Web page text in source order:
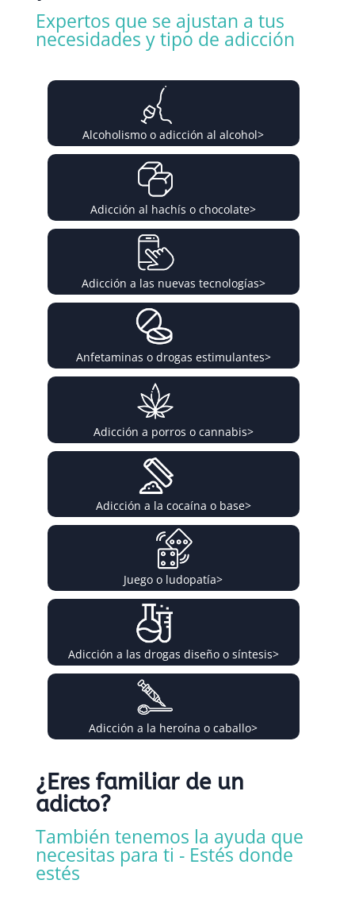
Expertos que se ajustan a tus
necesidades y tipo de adicción
Alcoholismo o adicción al alcohol>
Adicción al hachís o chocolate>
Adicción a las nuevas tecnologías>
Anfetaminas o drogas estimulantes>
Adicción a porros o cannabis>
Adicción a la cocaína o base>
Juego o ludopatía>
Adicción a las drogas diseño o síntesis>
Adicción a la heroína o caballo>
¿Eres familiar de un
adicto?
También tenemos la ayuda que
necesitas para ti - Estés donde
estés